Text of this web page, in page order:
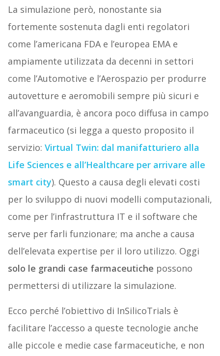
La simulazione però, nonostante sia
fortemente sostenuta dagli enti regolatori
come l’americana FDA e l’europea EMA e
ampiamente utilizzata da decenni in settori
come l’Automotive e l’Aerospazio per produrre
autovetture e aeromobili sempre più sicuri e
all’avanguardia, è ancora poco diffusa in campo
farmaceutico (si legga a questo proposito il
servizio: Virtual Twin: dal manifatturiero alla
Life Sciences e all’Healthcare per arrivare alle
smart city). Questo a causa degli elevati costi
per lo sviluppo di nuovi modelli computazionali,
come per l’infrastruttura IT e il software che
serve per farli funzionare; ma anche a causa
dell’elevata expertise per il loro utilizzo. Oggi
solo le grandi case farmaceutiche possono
permettersi di utilizzare la simulazione.
Ecco perché l’obiettivo di InSilicoTrials è
facilitare l’accesso a queste tecnologie anche
alle piccole e medie case farmaceutiche, e non